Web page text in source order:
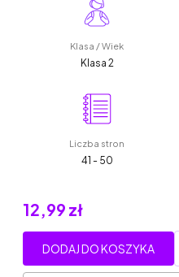
Klasa / Wiek
Klasa 2
Liczba stron
41 - 50
12,99 zł
DODAJ DO KOSZYKA